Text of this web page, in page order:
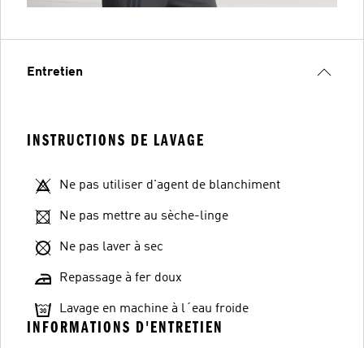
Entretien
INSTRUCTIONS DE LAVAGE
Ne pas utiliser d'agent de blanchiment
Ne pas mettre au sèche-linge
Ne pas laver à sec
Repassage à fer doux
Lavage en machine à l´eau froide
INFORMATIONS D'ENTRETIEN